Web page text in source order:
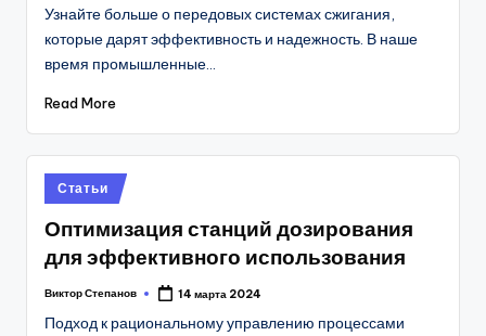
Узнайте больше о передовых системах сжигания,
которые дарят эффективность и надежность. В наше
время промышленные…
Read More
Posted
in
Статьи
Оптимизация станций дозирования
для эффективного использования
Posted
Виктор Степанов 14 марта 2024
Подход к рациональному управлению процессами